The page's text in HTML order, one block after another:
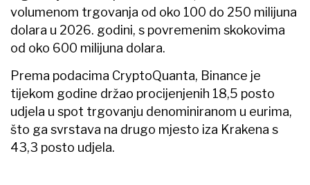
volumenom trgovanja od oko 100 do 250 milijuna
dolara u 2026. godini, s povremenim skokovima
od oko 600 milijuna dolara.
Prema podacima CryptoQuanta, Binance je
tijekom godine držao procijenjenih 18,5 posto
udjela u spot trgovanju denominiranom u eurima,
što ga svrstava na drugo mjesto iza Krakena s
43,3 posto udjela.